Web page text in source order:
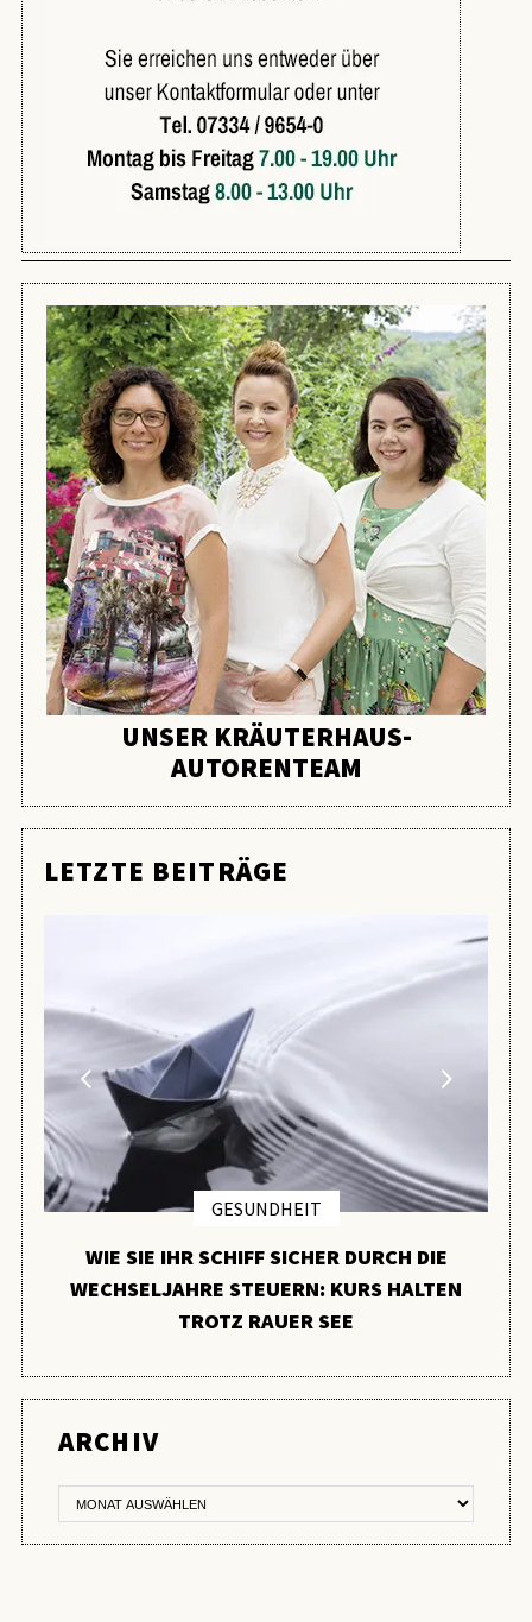
UNSER KRÄUTERHAUS-
AUTORENTEAM
LETZTE BEITRÄGE
GESUNDHEIT
WIE SIE IHR SCHIFF SICHER DURCH DIE
WECHSELJAHRE STEUERN: KURS HALTEN
TROTZ RAUER SEE
ARCHIV